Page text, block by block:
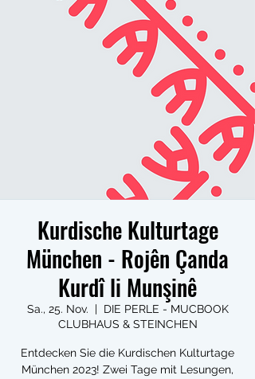
Kurdische Kulturtage
München - Rojên Çanda
Kurdî li Munşinê
Sa., 25. Nov.
  |
DIE PERLE - MUCBOOK
CLUBHAUS & STEINCHEN
Entdecken Sie die Kurdischen Kulturtage
München 2023! Zwei Tage mit Lesungen,